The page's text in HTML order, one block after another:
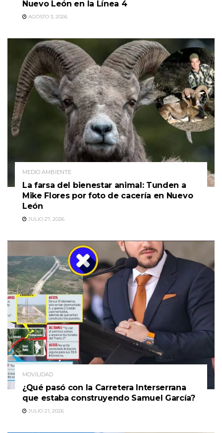
Nuevo León en la Línea 4
AGOSTO 3, 2026
MEDIO AMBIENTE
La farsa del bienestar animal: Tunden a
Mike Flores por foto de cacería en Nuevo
León
JULIO 27, 2026
MOVILIDAD
¿Qué pasó con la Carretera Interserrana
que estaba construyendo Samuel García?
JULIO 21, 2026